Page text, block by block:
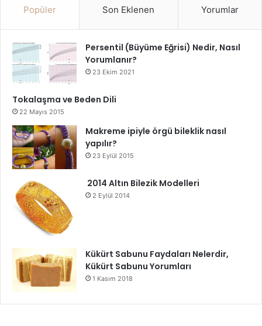
hassas cilt, dış etkenlere karşı daha dirençli hale gelir ve
uzun vadede sağlıklı, canlı bir görünüm kazanır.
Hassas Ciltler İçin Bakım Önerileri
Popüler Son Eklenen Yorumlar
Persentil (Büyüme Eğrisi) Nedir, Nasıl
Yorumlanır?
23 Ekim 2021
Tokalaşma ve Beden Dili
22 Mayıs 2015
Makreme ipiyle örgü bileklik nasıl
yapılır?
23 Eylül 2015
2014 Altın Bilezik Modelleri
2 Eylül 2014
Kükürt Sabunu Faydaları Nelerdir,
Kükürt Sabunu Yorumları
1 Kasım 2018